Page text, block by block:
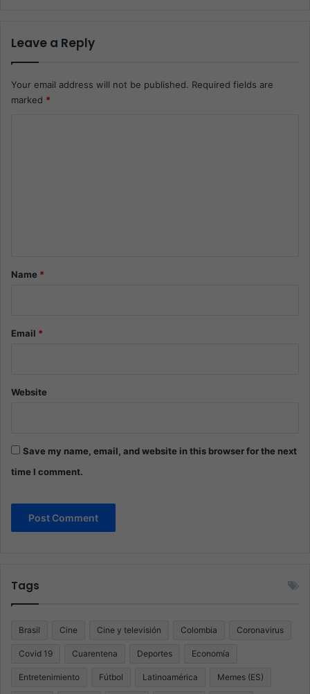
Leave a Reply
Your email address will not be published. Required fields are
marked *
*Name *
Email *
Website
Save my name, email, and website in this browser for the next
time I comment.
Tags
Brasil Cine Cine y televisión Colombia Coronavirus
Covid 19 Cuarentena Deportes Economía
Entretenimiento Fútbol Latinoamérica Memes (ES)